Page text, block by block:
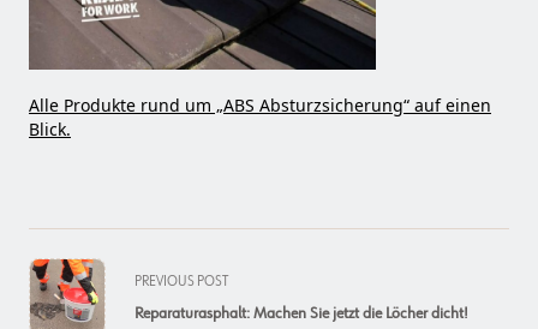
Alle Produkte rund um „ABS Absturzsicherung“ auf einen
Blick.
<span
class="nav-
PREVIOUS POST
Reparaturasphalt: Machen Sie jetzt die Löcher dicht!